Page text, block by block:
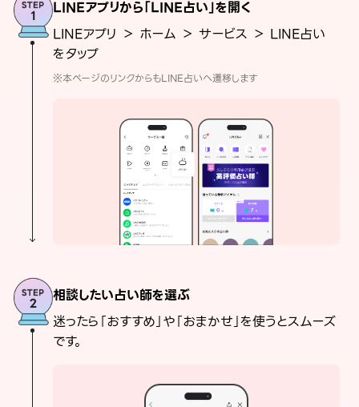
LINEアプリから「LINE占い」を開く
LINEアプリ ＞ ホーム ＞ サービス ＞ LINE占い
をタップ
※本ページのリンクからもLINE占いへ遷移します
相談したい占い師を選ぶ
迷ったら「おすすめ」や「おまかせ」を使うとスムーズ
です。